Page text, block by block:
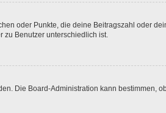
oder Punkte, die deine Beitragszahl oder
zu Benutzer unterschiedlich ist.
Die Board-Administration kann bestimmen,